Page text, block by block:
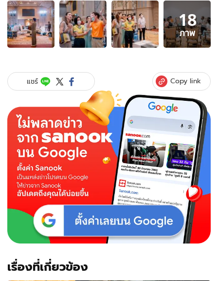
อัลบั้ม
ภาพ
18
ภาพ
ของ
หลัง!
ฉลอง
"แพน
เค้ก"
เปิด
ภาพ
สถาน
ใหญ่
อลังการ
มาก
18
ภาพ
แชร์ Copy link
เรื่องที่เกี่ยวข้อง